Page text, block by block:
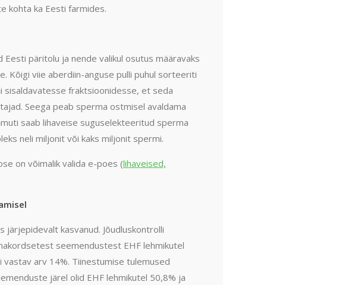
kohta ka Eesti farmides.
päritolu ja nende valikul osutus määravaks
Kõigi viie aberdiin-anguse pulli puhul sorteeriti
fraktsioonidesse, et seda
Seega peab sperma ostmisel avaldama
saab lihaveise suguselekteeritud sperma
neli miljonit või kaks miljonit spermi.
on võimalik valida e-poes (lihaveised,
kasvanud. Jõudluskontrolli
seemendustest EHF lehmikutel
arv 14%. Tiinestumise tulemused
järel olid EHF lehmikutel 50,8% ja